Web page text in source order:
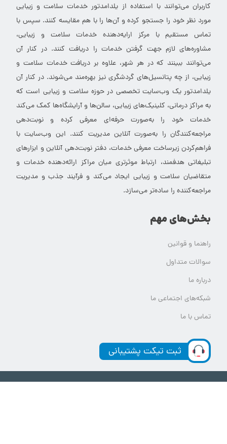
کاربران می‌توانند با استفاده از یلدامدتور خدمات سلامت و زیبایی
مورد نظر خود را جستجو کرده و آن‌ها را با هم مقایسه کنند. سپس با
تماس مستقیم با مرکز ارایه‌دهنده خدمات سلامت و زیبایی،
مشاوره‌های لازم جهت گرفتن خدمات را دریافت کنند. در کنار آن
می‌توانند ببینند که در هر شهر، علاوه بر دریافت خدمات سلامت و
زیبایی، از چه پتانسیل‌های گردشگری نیز بهره‌مند می‌شوند. در کنار آن
یلدامدتور یک وب‌سایت تخصصی در حوزه سلامت و زیبایی است که
به مراکز درمانی، کلینیک‌های زیبایی، سالن‌ها و آرایشگاه‌ها کمک می‌کند
خدمات خود را به‌صورت حرفه‌ای معرفی کرده و نوبت‌دهی
مراجعه‌کنندگان را به‌صورت آنلاین مدیریت کنند. این وب‌سایت با
فراهم‌کردن زیرساخت معرفی خدمات، دفتر نوبت‌دهی آنلاین و ابزارهای
تبلیغاتی هدفمند، ارتباط موثرتری میان مراکز ارائه‌دهنده خدمات و
متقاضیان سلامت و زیبایی ایجاد می‌کند و فرآیند جذب و مدیریت
مراجعه‌کننده را ساده‌تر می‌سازد.
بخش‌های مهم
راهنما و قوانین
سوالات متداول
درباره ما
شبکه‌های اجتماعی ما
تماس با ما
ثبت تیکت پشتیبانی